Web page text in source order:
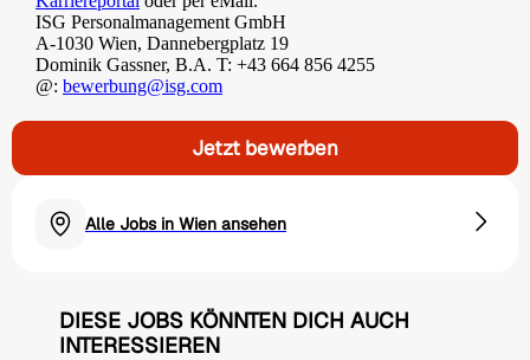
ISG Personalmanagement GmbH
A-1030 Wien, Dannebergplatz 19
Dominik Gassner, B.A. T: +43 664 856 4255
@: bewerbung@isg.com
Jetzt bewerben
Alle Jobs in Wien ansehen
DIESE JOBS KÖNNTEN DICH AUCH
INTERESSIEREN